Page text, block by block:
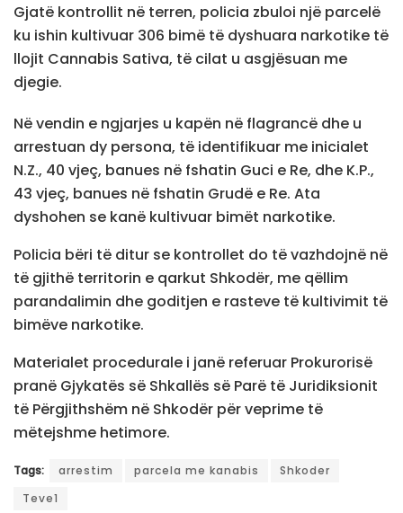
Gjatë kontrollit në terren, policia zbuloi një parcelë
ku ishin kultivuar 306 bimë të dyshuara narkotike të
llojit Cannabis Sativa, të cilat u asgjësuan me
djegie.
Në vendin e ngjarjes u kapën në flagrancë dhe u
arrestuan dy persona, të identifikuar me inicialet
N.Z., 40 vjeç, banues në fshatin Guci e Re, dhe K.P.,
43 vjeç, banues në fshatin Grudë e Re. Ata
dyshohen se kanë kultivuar bimët narkotike.
Policia bëri të ditur se kontrollet do të vazhdojnë në
të gjithë territorin e qarkut Shkodër, me qëllim
parandalimin dhe goditjen e rasteve të kultivimit të
bimëve narkotike.
Materialet procedurale i janë referuar Prokurorisë
pranë Gjykatës së Shkallës së Parë të Juridiksionit
të Përgjithshëm në Shkodër për veprime të
mëtejshme hetimore.
Tags: arrestim parcela me kanabis
Shkoder
Teve1